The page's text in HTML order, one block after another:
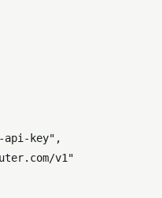
api-key" ,
v1"